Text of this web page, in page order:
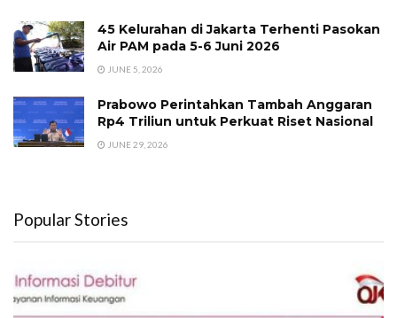
45 Kelurahan di Jakarta Terhenti Pasokan
Air PAM pada 5-6 Juni 2026
JUNE 5, 2026
Prabowo Perintahkan Tambah Anggaran
Rp4 Triliun untuk Perkuat Riset Nasional
JUNE 29, 2026
Popular Stories